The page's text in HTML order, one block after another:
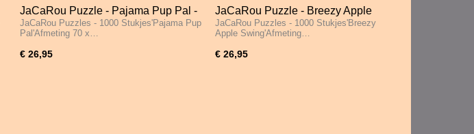
JaCaRou Puzzle - Pajama Pup Pal -
1000 Stukjes
JaCaRou Puzzles - 1000 Stukjes'Pajama Pup
Pal'Afmeting 70 x…
€ 26,95
JaCaRou Puzzle - Breezy Apple
Swing - 1000 Stukjes
JaCaRou Puzzles - 1000 Stukjes'Breezy
Apple Swing'Afmeting…
€ 26,95